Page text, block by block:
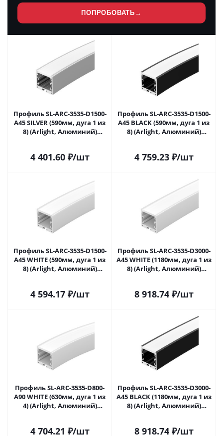
ПОПРОБОВАТЬ →
Профиль SL-ARC-3535-D1500-
A45 SILVER (590мм, дуга 1 из
8) (Arlight, Алюминий)
4 401.60₽/шт
Профиль SL-ARC-3535-D1500-
A45 BLACK (590мм, дуга 1 из
8) (Arlight, Алюминий)
4 759.23₽/шт
Профиль SL-ARC-3535-D1500-
A45 WHITE (590мм, дуга 1 из
8) (Arlight, Алюминий)
4 594.17₽/шт
Профиль SL-ARC-3535-D3000-
A45 WHITE (1180мм, дуга 1 из
8) (Arlight, Алюминий)
8 918.74₽/шт
Профиль SL-ARC-3535-D800-
A90 WHITE (630мм, дуга 1 из
4) (Arlight, Алюминий)
4 704.21 ₽/шт
Профиль SL-ARC-3535-D3000-
A45 BLACK (1180мм, дуга 1 из
8) (Arlight, Алюминий)
8 918.74₽/шт